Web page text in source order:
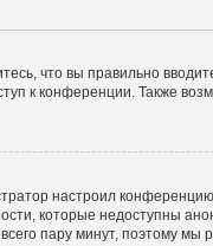
что вы правильно
к конференции. Также
настроил
которые недоступны
пару минут, поэтому мы